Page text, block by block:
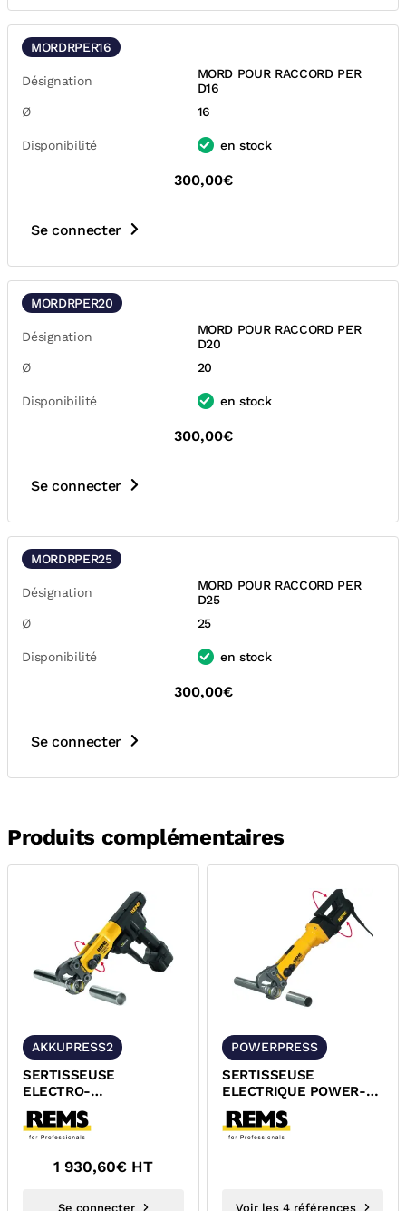
MORDRPER16
Désignation
MORD POUR RACCORD PER
D16
Ø
16
Disponibilité en stock
300,00€
Se connecter
MORDRPER20
Désignation
MORD POUR RACCORD PER
D20
Ø
20
Disponibilité en stock
300,00€
Se connecter
MORDRPER25
Désignation
MORD POUR RACCORD PER
D25
Ø
25
Disponibilité en stock
300,00€
Se connecter
Produits complémentaires
AKKUPRESS2
SERTISSEUSE
ELECTRO-
HYDRAULIQUE AKKU-
PRESS 14V ACC REMS
571016 R220
1 930,60€ HT
Se connecter
POWERPRESS
SERTISSEUSE
ELECTRIQUE POWER-
PRESS REMS
Voir les 4 références